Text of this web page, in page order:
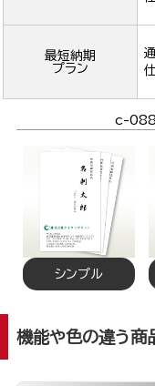
最短納期
プラン
c-
シンプル
機能や色の違う商